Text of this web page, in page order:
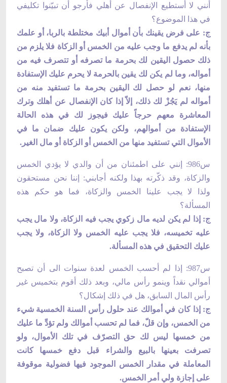
أنني لا أستطيع الإنفصال عن أهلي فأرجو أن تبيّنوا تكليفي
في هذا الموضوع؟
ج: على فرض يقينك بأن أموال أبيك مختلطة بالربا، أو علمك
بأنه لم يدفع ما وجب عليه من الخمس أو الزكاة فلا يلزم من
ذلك حصول اليقين لك بحرمة ما تصرفه أو تتصرف فيه من
أمواله، وما لم يكن لك يقين بالحرمة لا يحرم عليك الإستفادة
منها، نعم لو حصل لك اليقين بحرمة ما تستفيد منه من
أمواله لم يَجُزْ لك ذلك، إلاّ إذا كان الإنفصال عن أهلك وترك
المعاشرة معهم حرجاً عليك فيجوز لك في هذه الحالة
الإستفادة من أموالهم، ولكن يكون عليك ضمان ما في
الأموال التي تستفيد منها من الخمس أو الزكاة أو مال الغير.
س986: إنني على اطمئنان من أن والدي لا يؤدي الخمس
والزكاة، وقد ذكّرته بهذا ولكنه أجابني: إننا نحن مستحقون
ولذا لا يجب علينا الخمس والزكاة، فما هو حكم هذه
المسألة؟
ج: إذا لم يكن لديه مال زكوي يجب فيه الزكاة، ولا مال يجب
عليه تخميسه، فلا يجب عليه الخمس ولا الزكاة، ولا يجب
عليك التحقيق في هذه المسألة.
س987: إذا لم أحسب الخمس لعدة سنوات الى أن تصبح
أموالي نقداً وينمو رأس مالي، وبعد ذلك أقوم بتخميس غير
رأس المال السابق، هل في ذلك إشكال؟
ج: إذا كان في أموالك عند حلول رأس السنة الخمسية شيء
من الخمس، وإن قلّ، فما لم تحسب أموالك ولم تؤدِّ ما عليك
من خمسها ليس لك حق التصرّف في تلك الأموال، ولو
تصرفت بعينها بالبيع والشراء قبل دفع خمسها كانت
المعاملة في مقدار الخمس الموجود فيها فضولية موقوفة
على إجازة ولي أمر الخمس.